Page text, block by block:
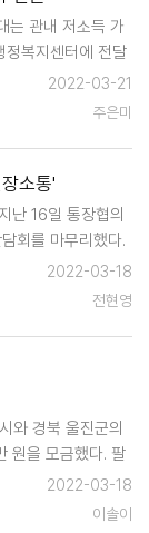
는 관내 저소득 가
정복지센터에 전달
정과 지역사회의 관
월 1회 저소득 가정
2022-03-21
주은미
소통'
난 16일 통장협의
회를 마무리했다.
산동장 및 직원,
상습 쓰레기 무단
2022-03-18
전현영
와 경북 울진군의
원을 모금했다. 팔
보금자리를 잃고
2022-03-18
이솔이